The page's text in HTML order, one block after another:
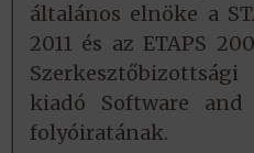
általános elnöke a
2011 és az ETAPS
kiadó Software and
folyóiratának.